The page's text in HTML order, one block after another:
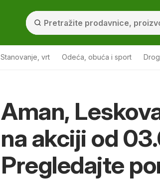
Stanovanje, vrt Odeća, obuća i sport
Aman,
na akciji od
Pregledajte